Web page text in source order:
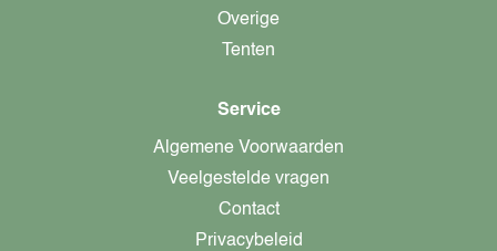
Overige
Tenten
Service
Algemene Voorwaarden
Veelgestelde vragen
Contact
Privacybeleid